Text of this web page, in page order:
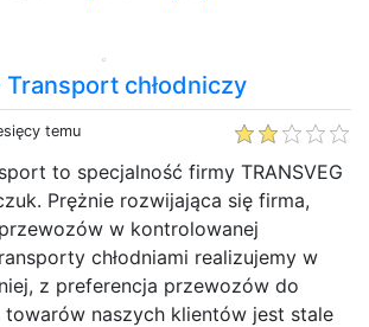
Transport chłodniczy
temu
to specjalność firmy TRANSVEG
Prężnie rozwijająca się firma,
w kontrolowanej
chłodniami realizujemy w
z preferencja przewozów do
towarów naszych klientów jest stale